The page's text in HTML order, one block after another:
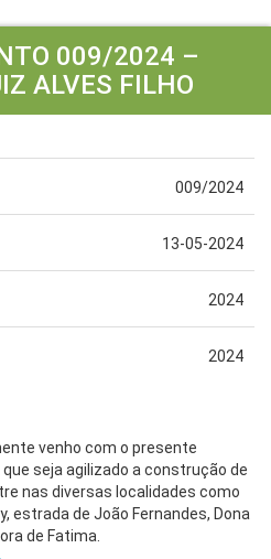
009/2024 –
ALVES FILHO
009/2024
13-05-2024
2024
2024
venho com o presente
seja agilizado a construção de
nas diversas localidades como
estrada de João Fernandes, Dona
de Fatima.